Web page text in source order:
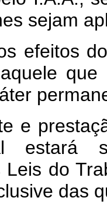
sejam
do
estará
Leis do
das